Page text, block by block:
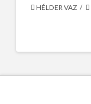
HÉLDER VAZ